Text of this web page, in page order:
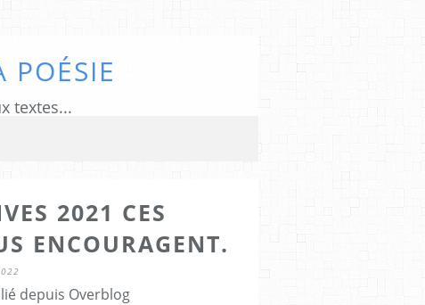
textes...
2021 CES
ENCOURAGENT.
depuis Overblog